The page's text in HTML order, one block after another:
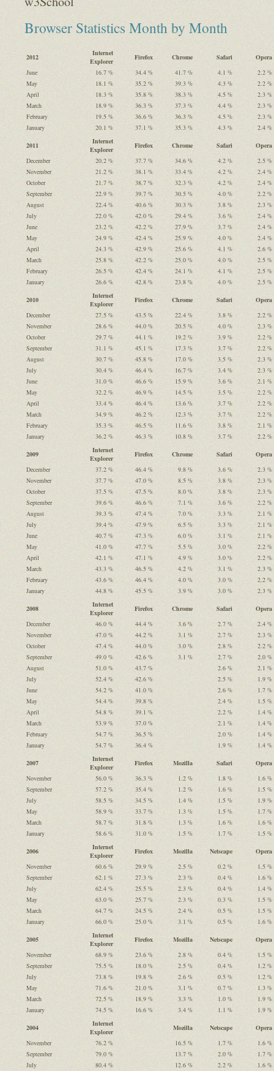
Browser Statistics Month by Month
2012
Internet
Explorer
Firefox Chrome Safari
Opera
June
16.7 % 34.4 % 41.7 % 4.1 %
2.2 %
May
18.1 % 35.2 % 39.3 % 4.3 %
2.2 %
April
18.3 % 35.8 % 38.3 % 4.5 %
2.3 %
March
18.9 % 36.3 % 37.3 % 4.4 %
2.3 %
February
19.5 % 36.6 % 36.3 % 4.5 %
2.3 %
January
20.1 % 37.1 % 35.3 % 4.3 % 2.4 %
2011
Internet
Explorer
Firefox Chrome Safari
Opera
December
20.2 % 37.7 % 34.6 % 4.2 %
2.5 %
November
21.2 % 38.1 % 33.4 % 4.2 %
2.4 %
October
21.7 % 38.7 % 32.3 % 4.2 %
2.4 %
September
22.9 % 39.7 % 30.5 % 4.0 %
2.2 %
August
22.4 % 40.6 % 30.3 % 3.8 %
2.3 %
July
22.0 % 42.0 % 29.4 % 3.6 %
2.4 %
June
23.2 % 42.2 % 27.9 % 3.7 %
2.4 %
May
24.9 % 42.4 % 25.9 % 4.0 %
2.4 %
April
24.3 % 42.9 % 25.6 % 4.1 %
2.6 %
March
25.8 % 42.2 % 25.0 % 4.0 %
2.5 %
February
26.5 % 42.4 % 24.1 % 4.1 %
2.5 %
January
26.6 % 42.8 % 23.8 % 4.0 % 2.5 %
2010
Internet
Explorer
Firefox Chrome Safari
Opera
December
27.5 % 43.5 % 22.4 % 3.8 %
2.2 %
November
28.6 % 44.0 % 20.5 % 4.0 %
2.3 %
October
29.7 % 44.1 % 19.2 % 3.9 %
2.2 %
September
31.1 % 45.1 % 17.3 % 3.7 %
2.2 %
August
30.7 % 45.8 % 17.0 % 3.5 %
2.3 %
July
30.4 % 46.4 % 16.7 % 3.4 %
2.3 %
June
31.0 % 46.6 % 15.9 % 3.6 %
2.1 %
May
32.2 % 46.9 % 14.5 % 3.5 %
2.2 %
April
33.4 % 46.4 % 13.6 % 3.7 %
2.2 %
March
34.9 % 46.2 % 12.3 % 3.7 %
2.2 %
February
35.3 % 46.5 % 11.6 % 3.8 %
2.1 %
January
36.2 % 46.3 % 10.8 % 3.7 % 2.2 %
2009
Internet
Explorer
Firefox Chrome Safari
Opera
December
37.2 % 46.4 % 9.8 % 3.6 %
2.3 %
November
37.7 % 47.0 % 8.5 % 3.8 %
2.3 %
October
37.5 % 47.5 % 8.0 % 3.8 %
2.3 %
September
39.6 % 46.6 % 7.1 % 3.6 %
2.2 %
August
39.3 % 47.4 % 7.0 % 3.3 %
2.1 %
July
39.4 % 47.9 % 6.5 % 3.3 %
2.1 %
June
40.7 % 47.3 % 6.0 % 3.1 %
2.1 %
May
41.0 % 47.7 % 5.5 % 3.0 %
2.2 %
April
42.1 % 47.1 % 4.9 % 3.0 %
2.2 %
March
43.3 % 46.5 % 4.2 % 3.1 %
2.3 %
February
43.6 % 46.4 % 4.0 % 3.0 %
2.2 %
January
44.8 % 45.5 % 3.9 % 3.0 % 2.3 %
2008
Internet
Explorer
Firefox Chrome Safari
Opera
December
46.0 % 44.4 % 3.6 % 2.7 %
2.4 %
November
47.0 % 44.2 % 3.1 % 2.7 %
2.3 %
October
47.4 % 44.0 % 3.0 % 2.8 %
2.2 %
September
49.0 % 42.6 % 3.1 % 2.7 %
2.0 %
August
51.0 % 43.7 % 2.6 %
2.1 %
July
52.4 % 42.6 % 2.5 %
1.9 %
June
54.2 % 41.0 % 2.6 %
1.7 %
May
54.4 % 39.8 % 2.4 %
1.5 %
April
54.8 % 39.1 % 2.2 %
1.4 %
March
53.9 % 37.0 % 2.1 %
1.4 %
February
54.7 % 36.5 % 2.0 %
1.4 %
January
54.7 % 36.4 % 1.9 % 1.4 %
2007
Internet
Explorer
Firefox Mozilla Safari
Opera
November
56.0 % 36.3 % 1.2 % 1.8 %
1.6 %
September
57.2 % 35.4 % 1.2 % 1.6 %
1.5 %
July
58.5 % 34.5 % 1.4 % 1.5 %
1.9 %
May
58.9 % 33.7 % 1.3 % 1.5 %
1.7 %
March
58.7 % 31.8 % 1.3 % 1.6 %
1.6 %
January
58.6 % 31.0 % 1.5 % 1.7 % 1.5 %
2006
Internet
Explorer
Firefox Mozilla Netscape
Opera
November
60.6 % 29.9 % 2.5 % 0.2 %
1.5 %
September
62.1 % 27.3 % 2.3 % 0.4 %
1.6 %
July
62.4 % 25.5 % 2.3 % 0.4 %
1.4 %
May
63.0 % 25.7 % 2.3 % 0.3 %
1.5 %
March
64.7 % 24.5 % 2.4 % 0.5 %
1.5 %
January
66.0 % 25.0 % 3.1 % 0.5 % 1.6 %
2005
Internet
Explorer
Firefox Mozilla Netscape
Opera
November
68.9 % 23.6 % 2.8 % 0.4 %
1.5 %
September
75.5 % 18.0 % 2.5 % 0.4 %
1.2 %
July
73.8 % 19.8 % 2.6 % 0.5 %
1.2 %
May
71.6 % 21.0 % 3.1 % 0.7 %
1.3 %
March
72.5 % 18.9 % 3.3 % 1.0 %
1.9 %
January
74.5 % 16.6 % 3.4 % 1.1 % 1.9 %
2004
Internet
Explorer
Mozilla Netscape
Opera
November
76.2 % 16.5 % 1.7 %
1.6 %
September
79.0 % 13.7 % 2.0 %
1.7 %
July
80.4 % 12.6 % 2.2 %
1.6 %